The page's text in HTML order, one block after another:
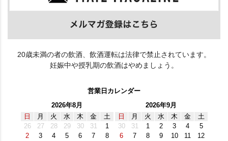
20歳未満の者の飲酒、飲酒運転は法律で禁止されています。
妊娠中や授乳期の飲酒はやめましょう。
営業日カレンダー
2026年8月
日
月 火 水 木 金
土
26
27 28 29 30 31
1
2
3 4 5 6 7
8
2026年9月
日
月 火 水 木 金
土
30
31 1 2 3 4
5
6
7 8 9 10 11
12